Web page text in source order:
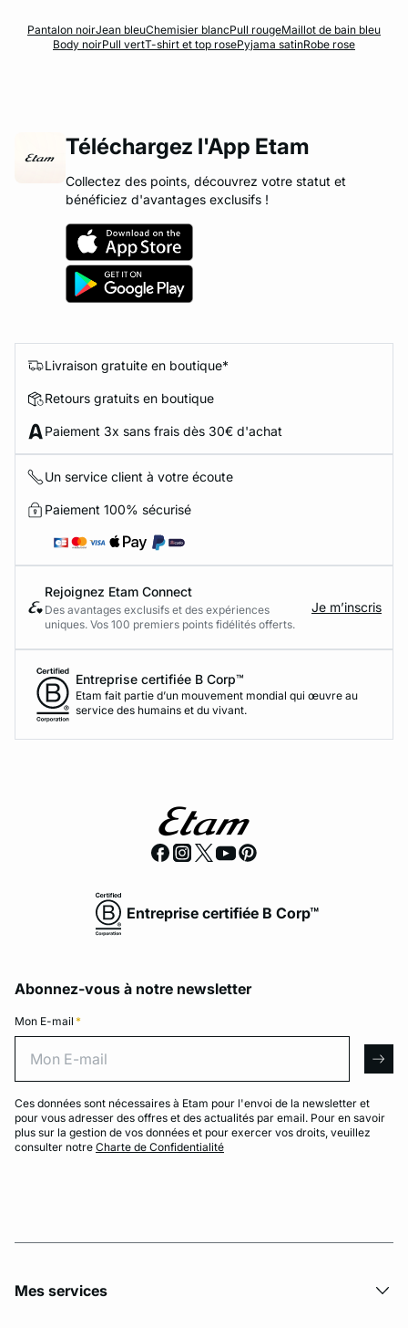
Pantalon noirJean bleuChemisier blancPull rougeMaillot de bain bleu
Body noirPull vertT-shirt et top rosePyjama satinRobe rose
Téléchargez l'App Etam
Collectez des points, découvrez votre statut et
bénéficiez d'avantages exclusifs !
Livraison gratuite en boutique*
Retours gratuits en boutique
Paiement 3x sans frais dès 30€ d'achat
Un service client à votre écoute
Paiement 100% sécurisé
Rejoignez Etam Connect
Des avantages exclusifs et des expériences
uniques. Vos 100 premiers points fidélités offerts.
Je m’inscris
Entreprise certifiée B Corp™
Etam fait partie d’un mouvement mondial qui œuvre au
service des humains et du vivant.
Entreprise certifiée B Corp™
Abonnez-vous à notre newsletter
Mon E-mail *
Ces données sont nécessaires à Etam pour l'envoi de la newsletter et
pour vous adresser des offres et des actualités par email. Pour en savoir
plus sur la gestion de vos données et pour exercer vos droits, veuillez
consulter notre Charte de Confidentialité
Mes services